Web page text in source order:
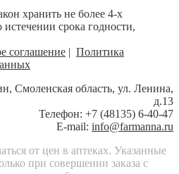
хранить не более 4-х
срока годности,
соглашение | Политика
Смоленская область, ул. Ленина,
д.13
Телефон: +7 (48135) 6-40-47
E-mail: info@farmanna.ru
от цен в аптеках. Указанные
при совершении заказа с